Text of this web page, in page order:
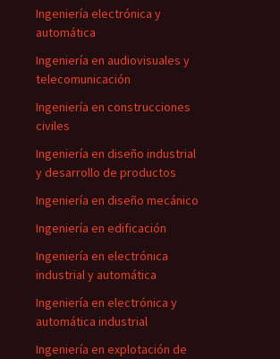
Ingeniería electrónica y
automática
Ingeniería en audiovisuales y
telecomunicación
Ingeniería en construcciones
civiles
Ingeniería en diseño industrial
y desarrollo de productos
Ingeniería en diseño mecánico
Ingeniería en edificación
Ingeniería en electrónica
industrial y automática
Ingeniería en electrónica y
automática industrial
Ingeniería en explotación de